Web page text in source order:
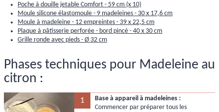
Poche à douille jetable Comfort - 59 cm (x 10)
Moule silicone élastomoule - 9 madeleines - 30 x 17,6 cm
Moule à madeleine - 12 empreintes - 39 x 22,5 cm
Plaque à pâtisserie perforée - bord pincé - 40 x 30 cm
Grille ronde avec pieds - Ø 32 cm
Phases techniques pour Madeleine au
citron :
1
Base à appareil à madeleines :
Commencer par préparer tous les